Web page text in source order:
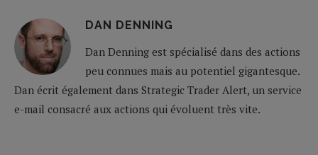
DAN DENNING
Dan Denning est spécialisé dans des actions
peu connues mais au potentiel gigantesque.
Dan écrit également dans Strategic Trader Alert, un service
e-mail consacré aux actions qui évoluent très vite.